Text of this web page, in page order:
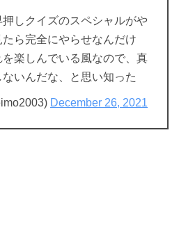
しクイズのスペシャルがや
ら完全にやらせなんだけ
楽しんでいる風なので、真
いんだな、と思い知った
December 26, 2021